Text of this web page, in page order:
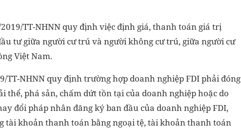
TT-NHNN quy định việc định giá, thanh toán giá trị
tư giữa người cư trú và người không cư trú, giữa người cư
Việt Nam.
TT-NHNN quy định trường hợp doanh nghiệp FDI phải đóng
thể, phá sản, chấm dứt tồn tại của doanh nghiệp hoặc do
đổi pháp nhân đăng ký ban đầu của doanh nghiệp FDI,
tài khoản thanh toán bằng ngoại tệ, tài khoản thanh toán